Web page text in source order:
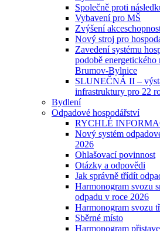
Společně proti
Vybavení pro MŠ
Zvýšení
Nový stroj pro
Zavedení systému
podobě energetického
Brumov-Bylnice
SLUNEČNÁ II –
infrastruktury pro 22
Bydlení
Odpadové hospodářství
RYCHLÉ
Nový systém
2026
Ohlašovací povinnost
Otázky a odpovědi
Jak správně třídít
Harmonogram svozu
odpadu v roce 2026
Harmonogram svozu
Sběrné místo
Harmonogram